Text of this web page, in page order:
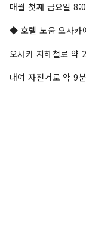
매월 첫째 금요일
◆ 호텔 노움 오사카
오사카 지하철로 약
대여 자전거로 약 9